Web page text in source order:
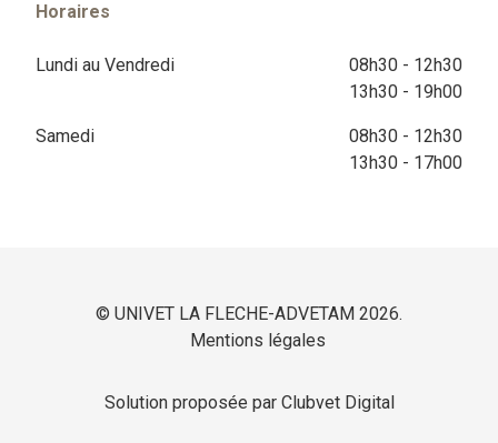
Horaires
Lundi au Vendredi
08h30 - 12h30
13h30 - 19h00
Samedi
08h30 - 12h30
13h30 - 17h00
© UNIVET LA FLECHE-ADVETAM 2026.
Mentions légales
Solution proposée par Clubvet Digital